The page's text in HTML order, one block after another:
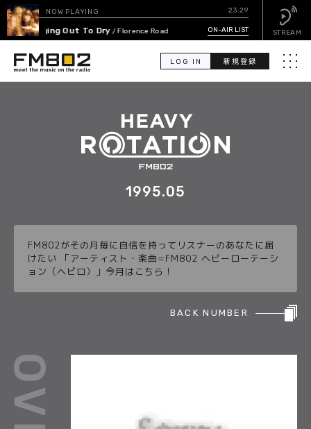
LOG IN 新規登録 メニ
索
GUEST CALENDAR
EVENT CALENDAR
HEAVY ROTATION
DJ
NOW PLAYING 23:29
Hanging Out To Dry/ Florence Road ON-AIR LIST STREAM
1995.05
FM802がその月毎に自信を持ってリスナーのあなたに届
けたい 「アーティスト・楽曲=FM802 ヘビーローテーシ
ョン（ヘビロ）」今月はこちら！
BACK NUMBER